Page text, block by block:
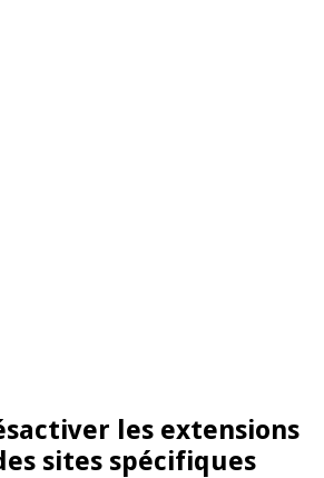
les extensions
sites spécifiques